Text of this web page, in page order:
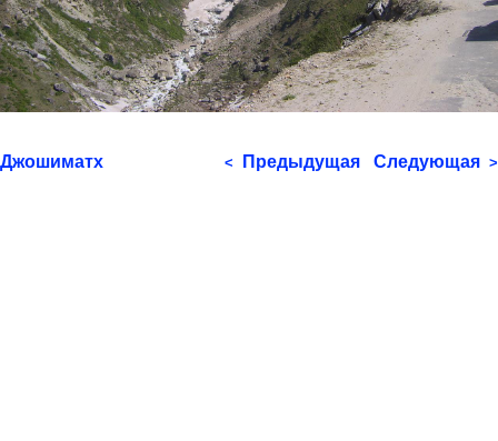
Джошиматх < Предыдущая Следующая >